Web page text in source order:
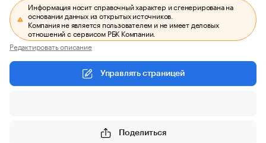
Информация носит справочный характер и сгенерирована на
основании данных из открытых источников.
Компания не является пользователем и не имеет деловых
отношений с сервисом РБК Компании.
Редактировать описание
Управлять страницей
Поделиться